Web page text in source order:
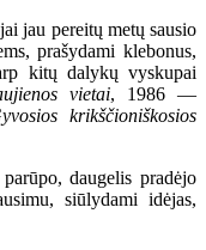
jau pereitų metų sausio
prašydami klebonus,
kitų dalykų vyskupai
vietai, 1986 —
krikščioniškosios
daugelis pradėjo
siūlydami idėjas,